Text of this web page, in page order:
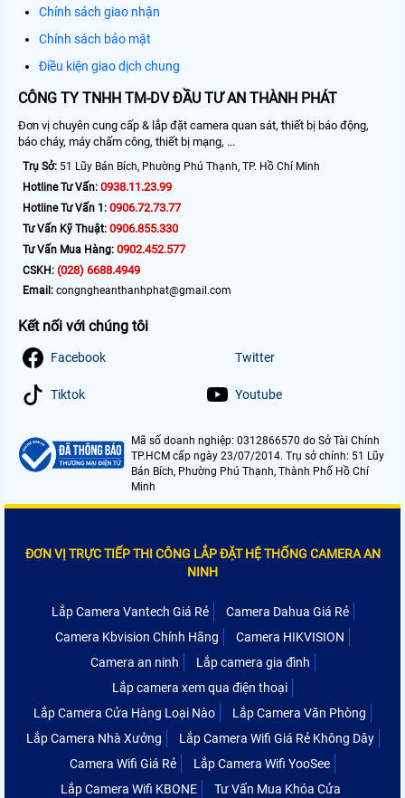
Chính sách giao nhận
Chính sách bảo mật
Điều kiện giao dịch chung
CÔNG TY TNHH TM-DV ĐẦU TƯ AN THÀNH PHÁT
Đơn vị chuyên cung cấp & lắp đặt camera quan sát, thiết bị báo động,
báo cháy, máy chấm công, thiết bị mạng, ...
Trụ Sở: 51 Lũy Bán Bích, Phường Phú Thạnh, TP. Hồ Chí Minh
Hotline Tư Vấn: 0938.11.23.99
Hotline Tư Vấn 1: 0906.72.73.77
Tư Vấn Kỹ Thuật: 0906.855.330
Tư Vấn Mua Hàng: 0902.452.577
CSKH: (028) 6688.4949
Email: congngheanthanhphat@gmail.com
Kết nối với chúng tôi
Facebook Twitter
Tiktok Youtube
Mã số doanh nghiệp: 0312866570 do Sở Tài Chính
TP.HCM cấp ngày 23/07/2014. Trụ sở chính: 51 Lũy
Bán Bích, Phường Phú Thạnh, Thành Phố Hồ Chí
Minh
ĐƠN VỊ TRỰC TIẾP THI CÔNG LẮP ĐẶT HỆ THỐNG CAMERA AN
NINH
Lắp Camera Vantech Giá Rẻ
Camera Dahua Giá Rẻ
Camera Kbvision Chính Hãng
Camera HIKVISION
Camera an ninh
Lắp camera gia đình
Lắp camera xem qua điện thoại
Lắp Camera Cửa Hàng Loại Nào
Lắp Camera Văn Phòng
Lắp Camera Nhà Xưởng
Lắp Camera Wifi Giá Rẻ Không Dây
Camera Wifi Giá Rẻ
Lắp Camera Wifi YooSee
Lắp Camera Wifi KBONE
Tư Vấn Mua Khóa Cửa